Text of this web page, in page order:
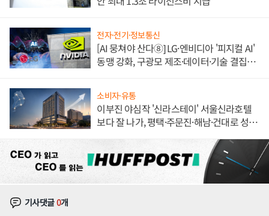
전자·전기·정보통신
[AI 뭉쳐야 산다⑧] LG·엔비디아 '피지컬 AI'
동맹 강화, 구광모 제조·데이터·기술 결집
소비자·유통
이부진 야심작 '신라스테이' 서울신라호텔
보다 잘 나가, 평택·주문진·해남·건대로 성
기사댓글0개